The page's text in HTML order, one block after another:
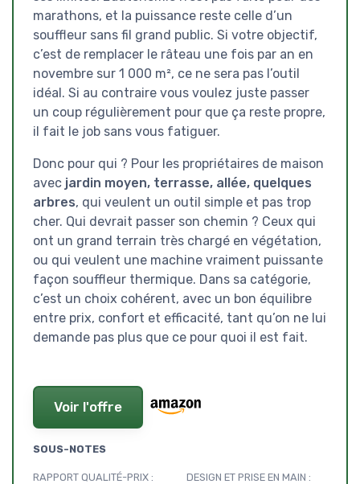
marathons, et la puissance reste celle d’un
souffleur sans fil grand public. Si votre objectif,
c’est de remplacer le râteau une fois par an en
novembre sur 1 000 m², ce ne sera pas l’outil
idéal. Si au contraire vous voulez juste passer
un coup régulièrement pour que ça reste propre,
il fait le job sans vous fatiguer.
Donc pour qui ? Pour les propriétaires de maison
avec jardin moyen, terrasse, allée, quelques
arbres, qui veulent un outil simple et pas trop
cher. Qui devrait passer son chemin ? Ceux qui
ont un grand terrain très chargé en végétation,
ou qui veulent une machine vraiment puissante
façon souffleur thermique. Dans sa catégorie,
c’est un choix cohérent, avec un bon équilibre
entre prix, confort et efficacité, tant qu’on ne lui
demande pas plus que ce pour quoi il est fait.
Voir l'offre
SOUS-NOTES
RAPPORT QUALITÉ-PRIX :
DESIGN ET PRISE EN MAIN :